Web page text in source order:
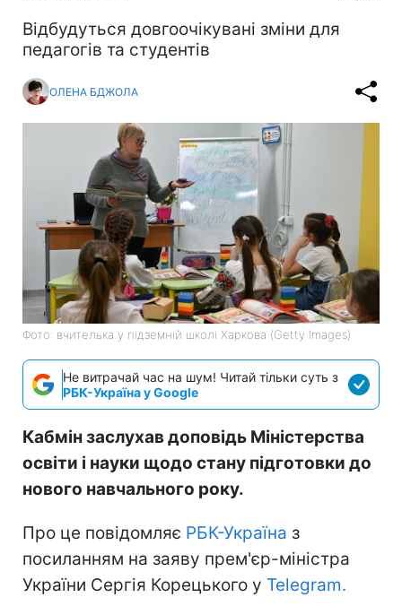
Відбудуться довгоочікувані зміни для
педагогів та студентів
ОЛЕНА БДЖОЛА
Фото: вчителька у підземній школі Харкова (Getty Images)
Не витрачай час на шум! Читай тільки суть з
РБК-Україна у Google
Кабмін заслухав доповідь Міністерства
освіти і науки щодо стану підготовки до
нового навчального року.
Про це повідомляє РБК-Україна з
посиланням на заяву прем'єр-міністра
України Сергія Корецького у Telegram.